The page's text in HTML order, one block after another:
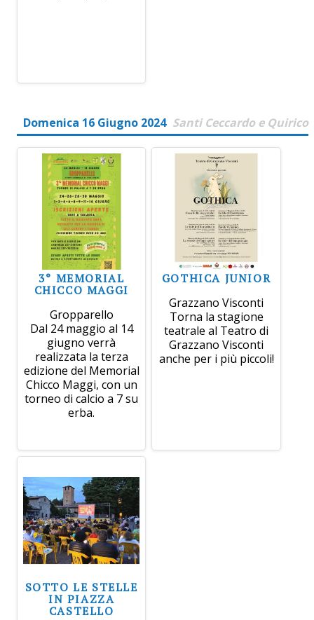
Domenica 16 Giugno 2024 Santi Ceccardo e Quirico
3° MEMORIAL
CHICCO MAGGI
Gropparello
Dal 24 maggio al 14
giugno verrà
realizzata la terza
edizione del Memorial
Chicco Maggi, con un
torneo di calcio a 7 su
erba.
GOTHICA JUNIOR
Grazzano Visconti
Torna la stagione
teatrale al Teatro di
Grazzano Visconti
anche per i più piccoli!
SOTTO LE STELLE
IN PIAZZA
CASTELLO